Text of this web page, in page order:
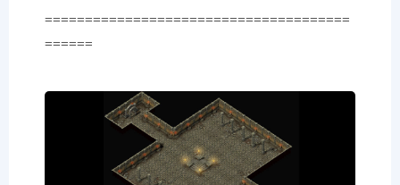
======================================
======